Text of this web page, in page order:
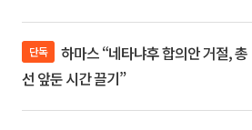
단독
선 앞둔 시간 끌기”